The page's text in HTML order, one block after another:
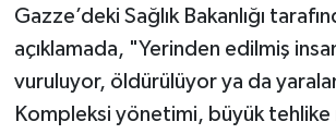
Gazze’deki Sağlık Bakanlığı
açıklamada, "Yerinden edilmiş
vuruluyor, öldürülüyor ya da
Kompleksi yönetimi, büyük tehlike